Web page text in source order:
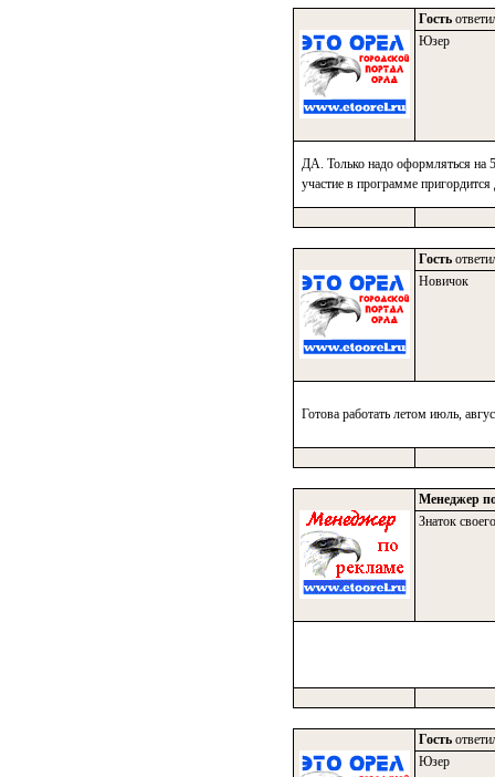
Гость
Юзер
ДА. Только надо оформляться на
участие в программе
Гость
Новичок
Готова работать летом июль,
Менеджер
Знаток
Гость
Юзер